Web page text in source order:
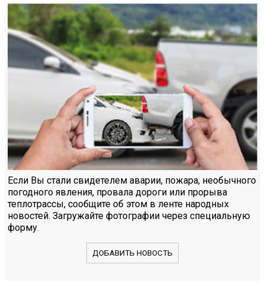
Если Вы стали свидетелем аварии, пожара, необычного
погодного явления, провала дороги или прорыва
теплотрассы, сообщите об этом в ленте народных
новостей. Загружайте фотографии через специальную
форму.
ДОБАВИТЬ НОВОСТЬ